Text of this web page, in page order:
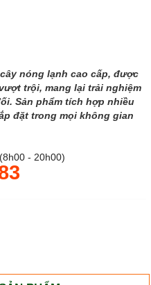
cây nóng lạnh cao cấp, được
trội, mang lại trải nghiệm
Sản phẩm tích hợp nhiều
đặt trong mọi không gian
- 20h00)